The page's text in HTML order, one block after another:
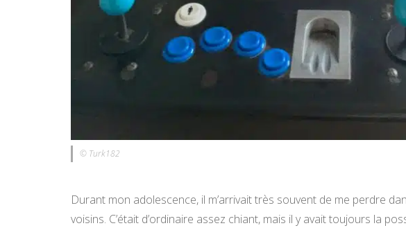
© Turk182
Durant mon adolescence, il m’arrivait très souvent de me perdre
voisins. C’était d’ordinaire assez chiant, mais il y avait toujours la